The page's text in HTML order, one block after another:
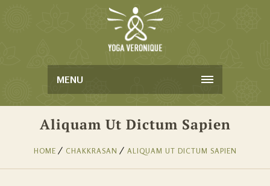
MENU
Aliquam Ut Dictum Sapien
HOME CHAKKRASAN ALIQUAM UT DICTUM SAPIEN